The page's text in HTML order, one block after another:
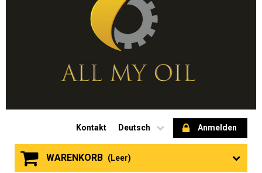
Anmelden
Deutsch
Kontakt
WARENKORB (Leer)